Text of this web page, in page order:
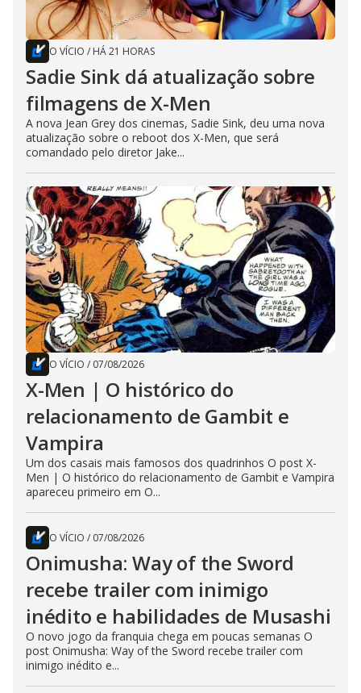
O VÍCIO / HÁ 21 HORAS
Sadie Sink dá atualização sobre
filmagens de X-Men
A nova Jean Grey dos cinemas, Sadie Sink, deu uma nova
atualização sobre o reboot dos X-Men, que será
comandado pelo diretor Jake...
O VÍCIO / 07/08/2026
X-Men | O histórico do
relacionamento de Gambit e
Vampira
Um dos casais mais famosos dos quadrinhos O post X-
Men | O histórico do relacionamento de Gambit e Vampira
apareceu primeiro em O...
O VÍCIO / 07/08/2026
Onimusha: Way of the Sword
recebe trailer com inimigo
inédito e habilidades de Musashi
O novo jogo da franquia chega em poucas semanas O
post Onimusha: Way of the Sword recebe trailer com
inimigo inédito e...